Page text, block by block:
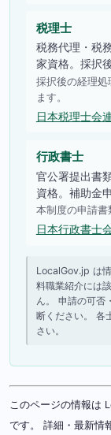
税理士
税務代理・税
家資格。採択
採択後の経理処
ます。
日本税理士会
行政書士
官公署提出書
資格。補助金
本制度の申請書
日本行政書士
LocalGov.jp は
料職業紹介には
ん。 申請の可否
断ください。 各
さい。
このページの情報は
です。 詳細・最新情